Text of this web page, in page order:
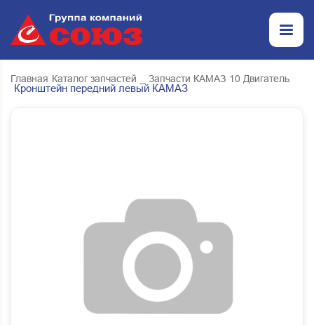
Главная Каталог запчастей _ Запчасти КАМАЗ 10 Двигатель
Кронштейн передний левый КАМАЗ